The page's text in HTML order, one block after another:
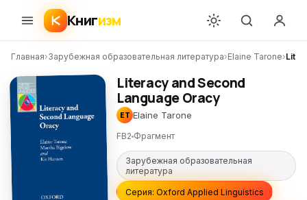
Книгизм
Главная›Зарубежная образовательная литература›Elaine Tarone›
Literacy and Second
Language Oracy
ET Elaine Tarone
FB2 Фрагмент
Зарубежная образовательная
литература
Серия: Oxford Applied Linguistics